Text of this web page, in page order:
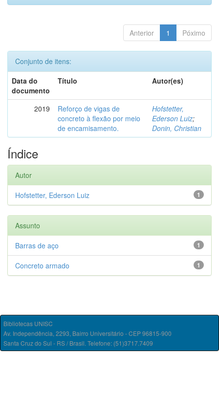
Anterior 1 Póximo
Conjunto de itens:
Data do
documento
Título Autor(es)
2019
Reforço de vigas de
concreto à flexão por meio
de encamisamento.
Hofstetter,
Ederson Luiz;
Donin, Christian
Índice
Autor
1
Hofstetter, Ederson Luiz
Assunto
1
Barras de aço
1
Concreto armado
Bibliotecas UNISC
Av. Independência, 2293, Bairro Universitário - CEP 96815-900
Santa Cruz do Sul - RS / Brasil. Telefone: (51)3717.7409